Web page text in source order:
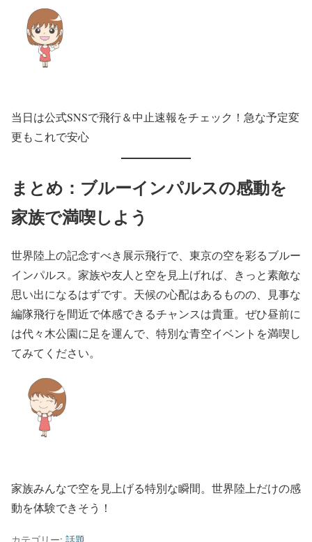
当日は公式SNSで飛行＆中止速報をチェック！急な予定変
更もこれで安心
まとめ：ブルーインパルスの感動を
家族で満喫しよう
世界陸上の記念すべき展示飛行で、東京の空を彩るブルー
インパルス。家族や友人と空を見上げれば、きっと素敵な
思い出になるはずです。天候の心配はあるものの、見事な
編隊飛行を間近で体感できるチャンスは貴重。ぜひ昼前に
は代々木公園に足を運んで、特別な青空イベントを満喫し
てみてください。
家族みんなで空を見上げる特別な瞬間。世界陸上だけの感
動を体験できそう！
カテゴリー: 話題